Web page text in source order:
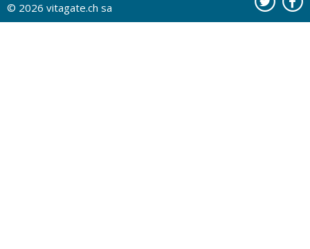
Contact
Publicité sur vitagate.ch
© 2026 vitagate.ch sa